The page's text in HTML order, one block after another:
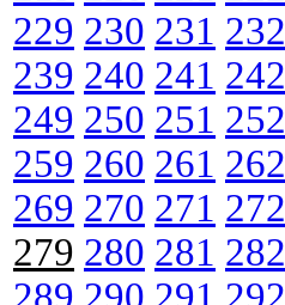
229 230 231 232
239 240 241 242
249 250 251 252
259 260 261 262
269 270 271 272
279 280 281 282
289 290 291 292